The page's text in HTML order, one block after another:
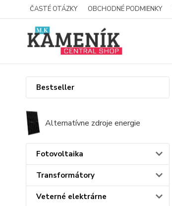
ČASTÉ OTÁZKY OBCHODNÉ PODMIENKY
Bestseller
Alternatívne zdroje energie
Fotovoltaika
Transformátory
Veterné elektrárne